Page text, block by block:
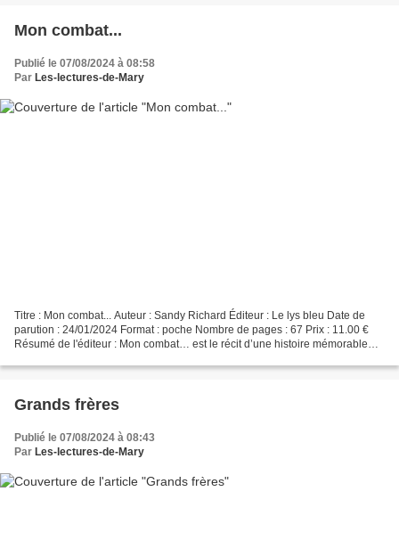
Mon combat...
Publié le 07/08/2024 à 08:58
Par Les-lectures-de-Mary
Titre : Mon combat... Auteur : Sandy Richard Éditeur : Le lys bleu Date de
parution : 24/01/2024 Format : poche Nombre de pages : 67 Prix : 11.00 €
Résumé de l'éditeur : Mon combat… est le récit d’une histoire mémorable
Grands frères
Publié le 07/08/2024 à 08:43
Par Les-lectures-de-Mary